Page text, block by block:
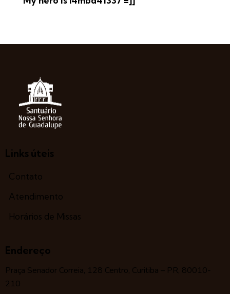
Links úteis
Contato
Atendimento
Horários de Missas
Endereço
Praça Senador Correia, 128 Centro, Curitiba – PR, 80010-
210